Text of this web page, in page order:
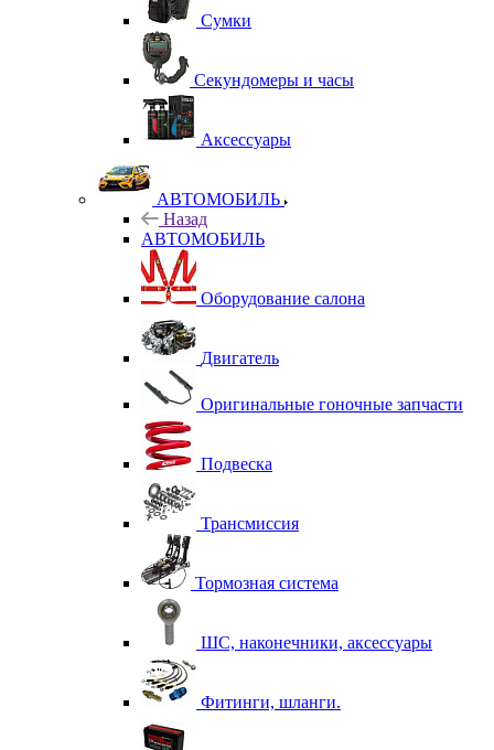
Сумки
Секундомеры и часы
Аксессуары
АВТОМОБИЛЬ
Назад
АВТОМОБИЛЬ
Оборудование салона
Двигатель
Оригинальные гоночные запчасти
Подвеска
Трансмиссия
Тормозная система
ШС, наконечники, аксессуары
Фитинги, шланги.